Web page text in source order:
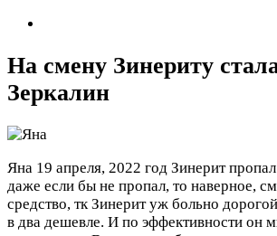
На смену Зинериту
Зеркалин
Яна 19 апреля, 2022 год Зинерит
даже если бы не пропал, то наверное,
средство, тк Зинерит уж больно
в два дешевле. И по эффективности он